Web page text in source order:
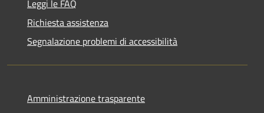
Leggi le FAQ
Richiesta assistenza
Segnalazione problemi di accessibilità
Amministrazione trasparente